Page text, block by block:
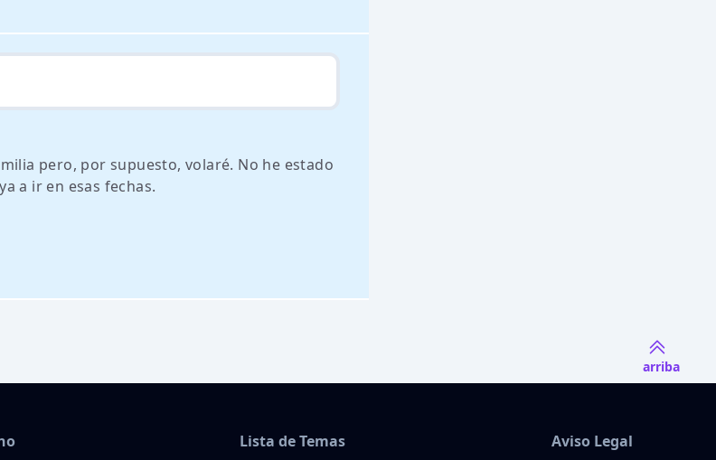
pero, por supuesto, volaré. No he estado
a ir en esas fechas.
arriba
Lista de Temas Aviso Legal